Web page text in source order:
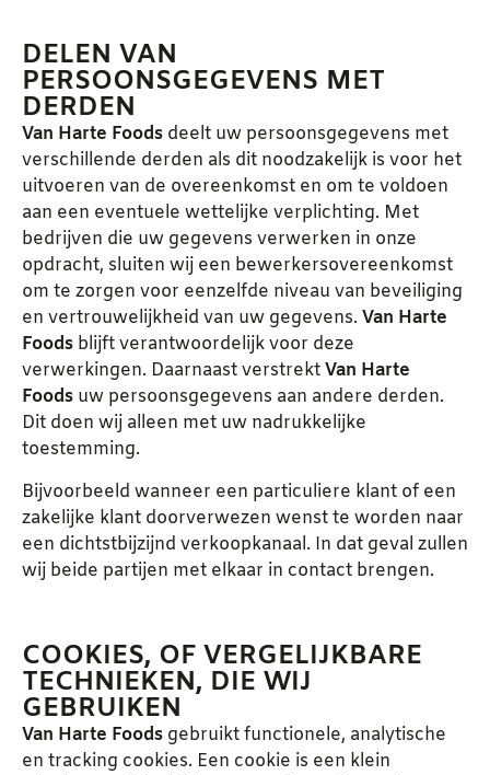
DELEN VAN
PERSOONSGEGEVENS MET
DERDEN
Van Harte Foods deelt uw persoonsgegevens met
verschillende derden als dit noodzakelijk is voor het
uitvoeren van de overeenkomst en om te voldoen
aan een eventuele wettelijke verplichting. Met
bedrijven die uw gegevens verwerken in onze
opdracht, sluiten wij een bewerkersovereenkomst
om te zorgen voor eenzelfde niveau van beveiliging
en vertrouwelijkheid van uw gegevens. Van Harte
Foods blijft verantwoordelijk voor deze
verwerkingen. Daarnaast verstrektVan Harte
Foods uw persoonsgegevens aan andere derden.
Dit doen wij alleen met uw nadrukkelijke
toestemming.
Bijvoorbeeld wanneer een particuliere klant of een
zakelijke klant doorverwezen wenst te worden naar
een dichtstbijzijnd verkoopkanaal. In dat geval zullen
wij beide partijen met elkaar in contact brengen.
COOKIES, OF VERGELIJKBARE
TECHNIEKEN, DIE WIJ
GEBRUIKEN
Van Harte Foods gebruikt functionele, analytische
en tracking cookies. Een cookie is een klein